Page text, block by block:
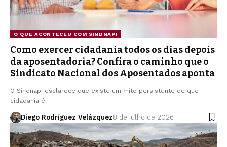
O QUE ACONTECEU COM SINDNAPI
Como exercer cidadania todos os dias depois
da aposentadoria? Confira o caminho que o
Sindicato Nacional dos Aposentados aponta
O Sindnapi esclarece que existe um mito persistente de que
cidadania é…
Diego Rodríguez Velázquez8 de julho de 2026